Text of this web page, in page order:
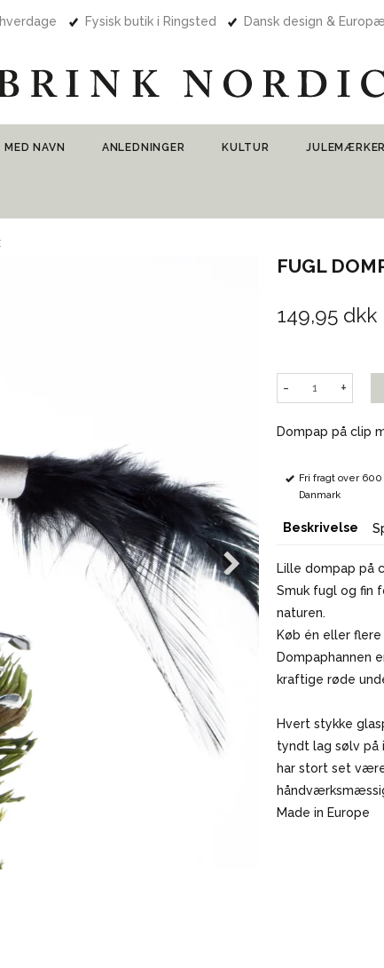
Fysisk butik i Ringsted Dansk design &
MED NAVN ANLEDNINGER KULTUR JULEMÆRKER
FUGL
149,95 dkk
- +
Dompap på clip
Fri fragt over 600
Danmark
Beskrivelse
Lille dompap på
Smuk fugl og fin
naturen.
Køb én eller
Dompaphannen
kraftige røde
Hvert stykke
tyndt lag sølv på
har stort set
Made in Europe